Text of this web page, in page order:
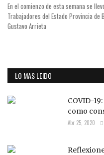
En el comienzo de esta semana se
Trabajadores del Estado Provincia de
Gustavo Arrieta
LO MAS LEIDO
COVID-
como
Abr 25, 2020